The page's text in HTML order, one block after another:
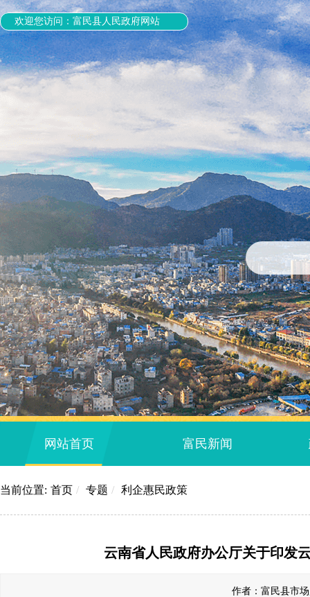
欢迎您访问：富民县人民政府网站
网站首页 富民新闻
当前位置: 首页 / 专题 / 利企惠民政策
云南省人民政府办公厅关于印发
作者：富民县市